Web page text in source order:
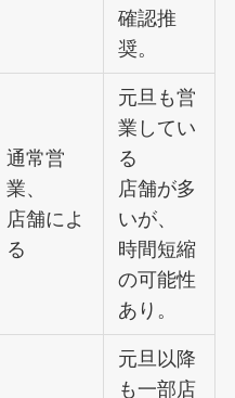
確認推
奨。
通常営
業、
店舗によ
る
元旦も営
業してい
る
店舗が多
いが、
時間短縮
の可能性
あり。
元旦以降
も一部店